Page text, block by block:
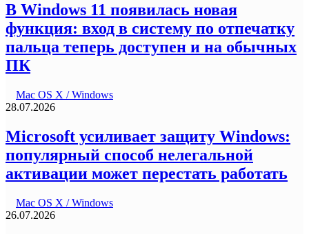
В Windows 11 появилась новая
функция: вход в систему по отпечатку
пальца теперь доступен и на обычных
ПК
Mac OS X / Windows
28.07.2026
Microsoft усиливает защиту Windows:
популярный способ нелегальной
активации может перестать работать
Mac OS X / Windows
26.07.2026